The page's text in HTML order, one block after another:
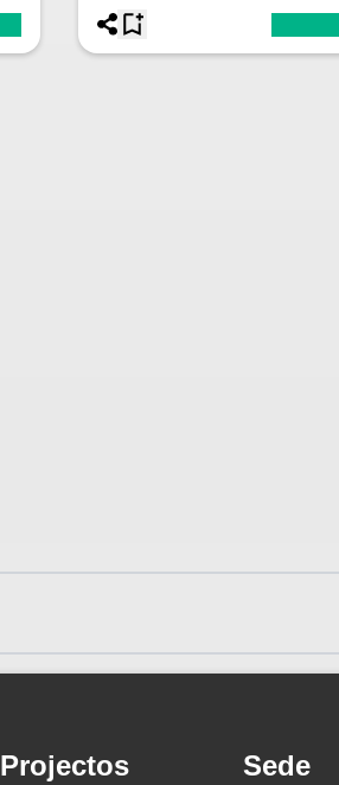
Projectos Sede